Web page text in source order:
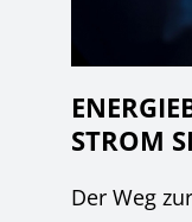
STROM
Der Weg